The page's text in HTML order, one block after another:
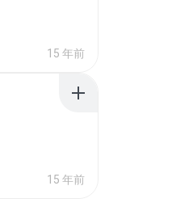
15 年前
15 年前